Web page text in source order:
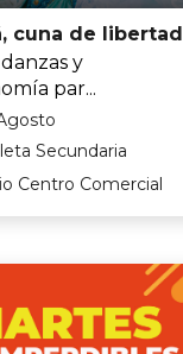
cuna de libertad
y
par...
Secundaria
Centro Comercial